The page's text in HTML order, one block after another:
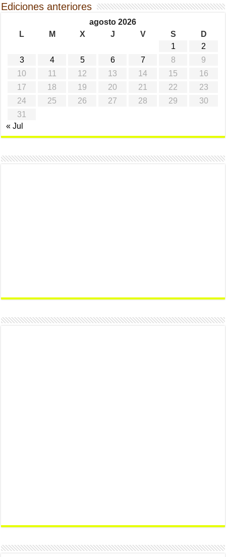
Ediciones anteriores
agosto 2026
L
M X J V S
D
1
2
3
4 5 6 7 8
9
10
11 12 13 14 15
16
17
18 19 20 21 22
23
24
25 26 27 28 29
30
31
« Jul